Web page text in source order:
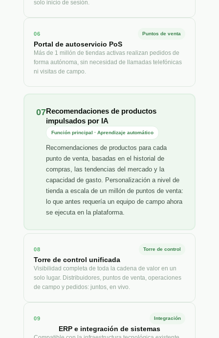
solo inicio de sesión.
06 Puntos de venta
Portal de autoservicio PoS
Más de 1 millón de tiendas activas realizan pedidos de
forma autónoma, sin necesidad de llamadas telefónicas
ni visitas de campo.
07Recomendaciones de productos
impulsados por IA
Función principal · Aprendizaje automático
Recomendaciones de productos para cada
punto de venta, basadas en el historial de
compras, las tendencias del mercado y la
capacidad de gasto. Personalización a nivel de
tienda a escala de un millón de puntos de venta:
lo que antes requería un equipo de campo ahora
se ejecuta en la plataforma.
08 Torre de control
Torre de control unificada
Visibilidad completa de toda la cadena de valor en un
solo lugar. Distribuidores, puntos de venta, operaciones
de campo y pedidos: juntos, en vivo.
09 Integración
ERP e integración de sistemas